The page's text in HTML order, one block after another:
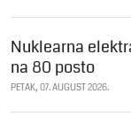
Nuklearna
na 80 posto
PETAK, 07. AUGUST 2026.